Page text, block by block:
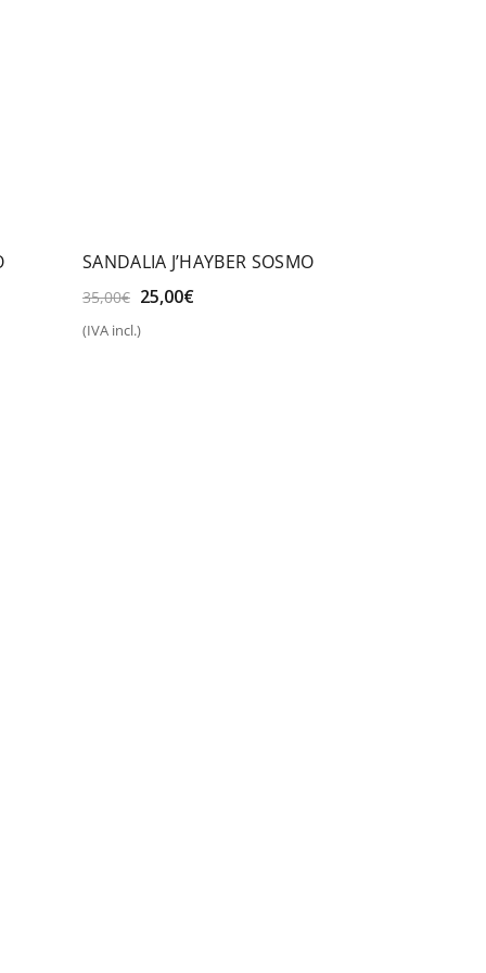
SANDALIA J’HAYBER SOSMO
35,00€ El
original
25,00€El
(IVA incl.)
Seleccionar opciones